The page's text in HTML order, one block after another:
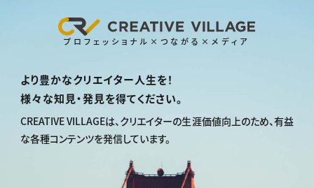
プロフェッショナル×つながる×メディア
より豊かなクリエイター人生を！
様々な知見・発見を得てください。
CREATIVE VILLAGEは、クリエイターの生涯価値向上のため、有益
な各種コンテンツを発信しています。